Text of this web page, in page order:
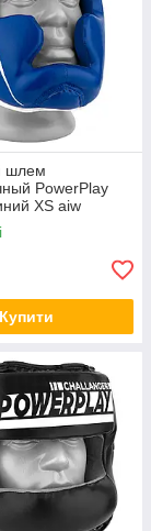
шлем
PowerPlay
XS aiw
Купити